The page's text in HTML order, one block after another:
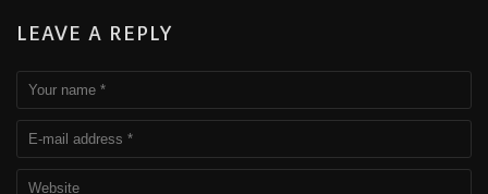
LEAVE A REPLY